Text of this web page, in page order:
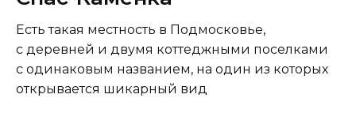
Есть такая местность в Подмосковье,
с деревней и двумя коттеджными поселками
с одинаковым названием, на один из которых
открывается шикарный вид